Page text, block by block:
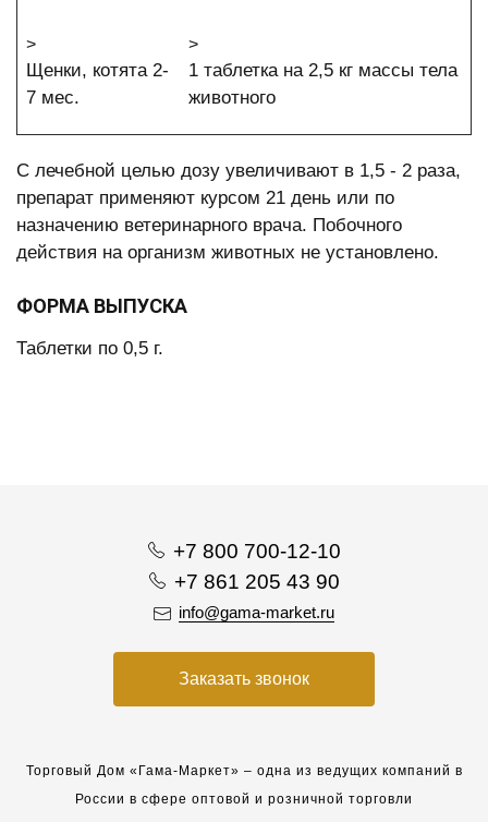
>
Щенки, котята 2-
7 мес.
>
1 таблетка на 2,5 кг массы тела
животного
С лечебной целью дозу увеличивают в 1,5 - 2 раза,
препарат применяют курсом 21 день или по
назначению ветеринарного врача. Побочного
действия на организм животных не установлено.
ФОРМА ВЫПУСКА
Таблетки по 0,5 г.
+7 800 700-12-10
+7 861 205 43 90
info@gama-market.ru
Заказать звонок
Торговый Дом «Гама-Маркет» – одна из ведущих компаний в
России в сфере оптовой и розничной торговли